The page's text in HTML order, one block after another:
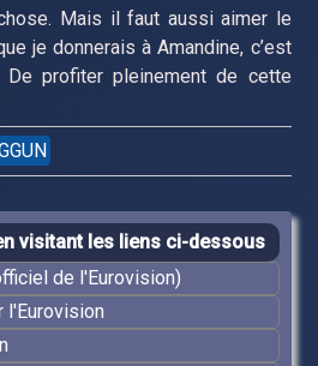
Mais il faut aussi aimer le
je donnerais à Amandine, c’est
profiter pleinement de cette
visitant les liens ci-dessous
de l'Eurovision)
l'Eurovision